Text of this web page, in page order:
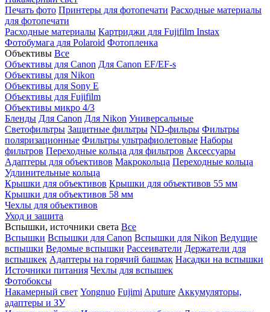
Печать фото Принтеры для фотопечати Расходные материалы
для фотопечати
Расходные материалы Картриджи для Fujifilm Instax
Фотобумага для Polaroid Фотопленка
Объективы Все
Объективы для Canon Для Canon EF/EF-s
Объективы для Nikon
Объективы для Sony E
Объективы для Fujifilm
Объективы микро 4/3
Бленды Для Canon Для Nikon Универсальные
Светофильтры Защитные фильтры ND-фильры Фильтры
поляризационные Фильтры ультрафиолетовые Наборы
фильтров Переходные кольца для фильтров Аксессуары
Адаптеры для объективов Макрокольца Переходные кольца
Удлинительные кольца
Крышки для объективов Крышки для объективов 55 мм
Крышки для объективов 58 мм
Чехлы для объективов
Уход и защита
Вспышки, источники света Все
Вспышки Вспышки для Canon Вспышки для Nikon Ведущие
вспышки Ведомые вспышки Рассеиватели Держатели для
вспышкек Адаптеры на горячий башмак Насадки на вспышки
Источники питания Чехлы для вспышек
Фотобоксы
Накамерный свет Yongnuo Fujimi Aputure Аккумуляторы,
адаптеры и ЗУ